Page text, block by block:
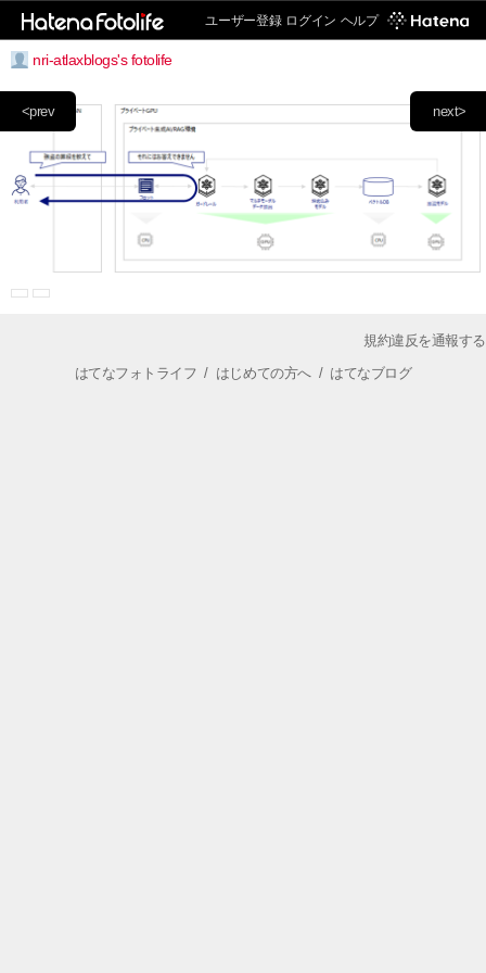
ユーザー登録 ログイン ヘルプ
nri-atlaxblogs's fotolife
next>
<prev
規約違反を通報する
はてなフォトライフ / はじめての方へ/ はてなブログ